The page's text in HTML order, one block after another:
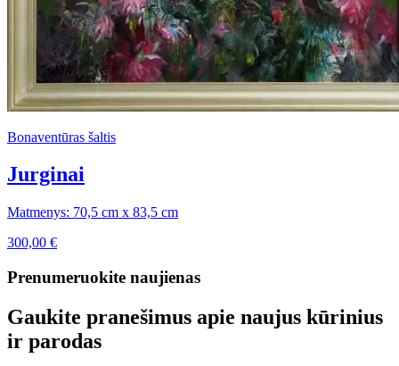
Bonaventūras šaltis
Jurginai
Matmenys: 70,5 cm x 83,5 cm
300,00 €
Prenumeruokite naujienas
Gaukite pranešimus apie naujus kūrinius
ir parodas